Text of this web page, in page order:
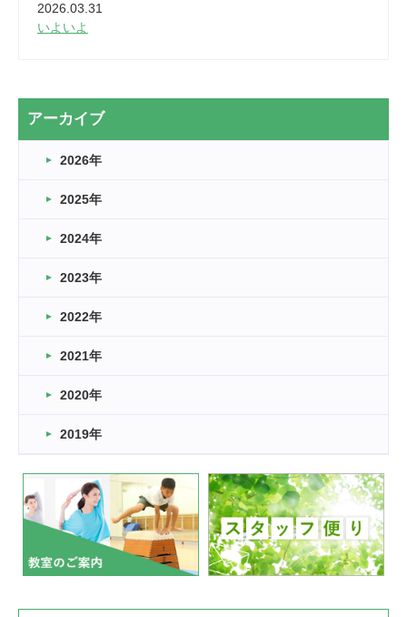
2026.03.31
いよいよ
2026.03.20
なぎなた
2026.03.16
車いすバスケとRくんのお話
卒業・卒園の季節★
2026.03.11
緑ケ丘体育館
2022.11.03
緑ケ丘体育館
いたっぼーる大会☆彡
緑ケ丘体育館
2022.07.03
市内総合体育大会が開始
緑ケ丘体育館 猪名川運動広場
古池運動広場
アーカイブ
2026年
2025年
2024年
2023年
2022年
2021年
2020年
2019年